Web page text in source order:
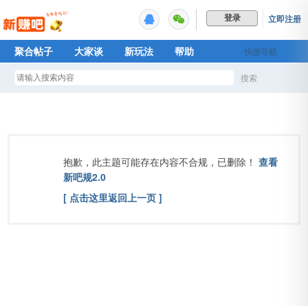
登录 立即注册
快捷导航
聚合帖子 大家谈 新玩法
帮助
Plus权益
搜索
抱歉，此主题可能存在内容不合规，已删除！查看
新吧规2.0
[ 点击这里返回上一页 ]